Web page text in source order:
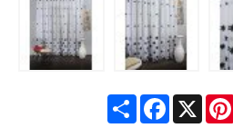
ShareFacebook
X